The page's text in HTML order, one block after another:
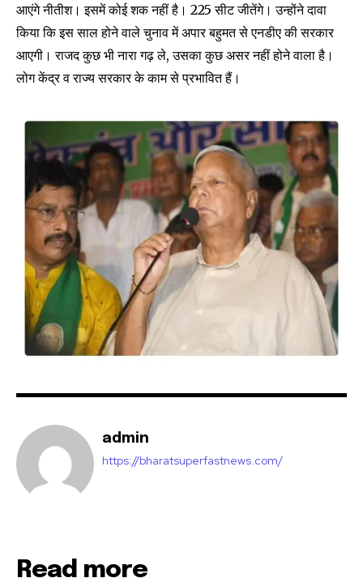
Join our community of
SUBSCRIBERS and be part of the
conversation.
your privacy and won't spam your inbox. Your information is
safe with us.
SUBSCRIBE
I've read and accept thePrivacy Policy
32,111
आएंगे नीतीश। इसमें कोई शक नहीं है। 225 सीट जीतेंगे। उन्होंने दावा
किया कि इस साल होने वाले चुनाव में अपार बहुमत से एनडीए की सरकार
आएगी। राजद कुछ भी नारा गढ़ ले, उसका कुछ असर नहीं होने वाला है।
लोग केंद्र व राज्य सरकार के काम से प्रभावित हैं।
admin
https://bharatsuperfastnews.com/
Read more